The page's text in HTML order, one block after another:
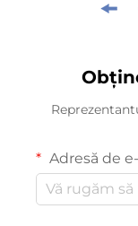
Adresă de